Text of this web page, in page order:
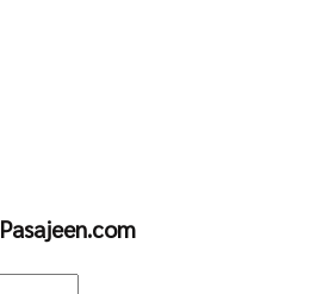
Pasajeen.com